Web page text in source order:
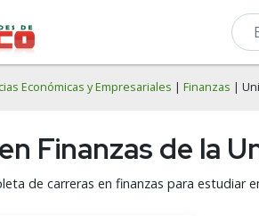
Económicas y Empresariales | Finanzas |
Finanzas de la
de carreras en finanzas para estudiar